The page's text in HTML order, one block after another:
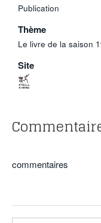
Publication
Thème
Le livre de la saison
Site
commentaires